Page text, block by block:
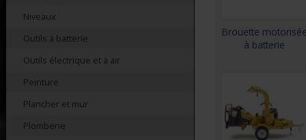
Niveaux
Outils à batterie
Outils électrique et à air
Peinture
Plancher et mur
Plomberie
Brouette
à batterie